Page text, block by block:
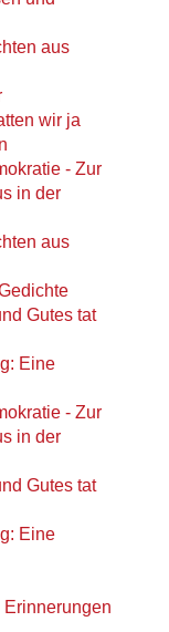
aus
wir ja
- Zur
in der
aus
Gutes tat
Eine
- Zur
in der
Gutes tat
Eine